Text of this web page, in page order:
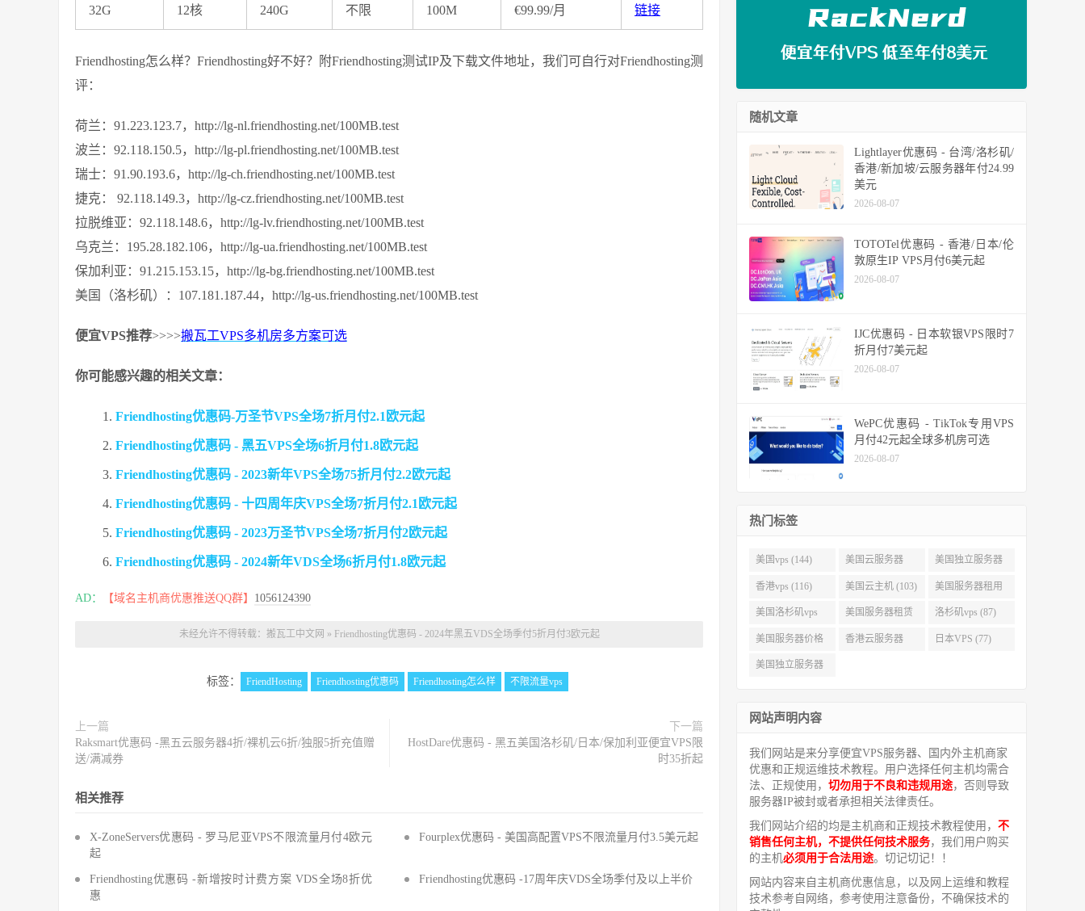
32G 12核 240G 不限 100M €99.99/月 链接
Friendhosting怎么样？Friendhosting好不好？附Friendhosting测试IP及下载文件地址，我们可自行对Friendhosting测
评：
荷兰：91.223.123.7，http://lg-nl.friendhosting.net/100MB.test
波兰：92.118.150.5，http://lg-pl.friendhosting.net/100MB.test
瑞士：91.90.193.6，http://lg-ch.friendhosting.net/100MB.test
捷克： 92.118.149.3，http://lg-cz.friendhosting.net/100MB.test
拉脱维亚：92.118.148.6，http://lg-lv.friendhosting.net/100MB.test
乌克兰：195.28.182.106，http://lg-ua.friendhosting.net/100MB.test
保加利亚：91.215.153.15，http://lg-bg.friendhosting.net/100MB.test
美国（洛杉矶）：107.181.187.44，http://lg-us.friendhosting.net/100MB.test
便宜VPS推荐>>>>搬瓦工VPS多机房多方案可选
你可能感兴趣的相关文章：
Friendhosting优惠码-万圣节VPS全场7折月付2.1欧元起
Friendhosting优惠码 - 黑五VPS全场6折月付1.8欧元起
Friendhosting优惠码 - 2023新年VPS全场75折月付2.2欧元起
Friendhosting优惠码 - 十四周年庆VPS全场7折月付2.1欧元起
Friendhosting优惠码 - 2023万圣节VPS全场7折月付2欧元起
Friendhosting优惠码 - 2024新年VDS全场6折月付1.8欧元起
AD： 【域名主机商优惠推送QQ群】 1056124390
未经允许不得转载： 搬瓦工中文网 » Friendhosting优惠码 - 2024年黑五VDS全场季付5折月付3欧元起
标签： FriendHosting Friendhosting优惠码 Friendhosting怎么样 不限流量vps
上一篇
Raksmart优惠码 -黑五云服务器4折/裸机云6折/独服5折充值赠
送/满减券
下一篇
HostDare优惠码 - 黑五美国洛杉矶/日本/保加利亚便宜VPS限
时35折起
相关推荐
X-ZoneServers优惠码 - 罗马尼亚VPS不限流量月付4欧元
起
Fourplex优惠码 - 美国高配置VPS不限流量月付3.5美元起
Friendhosting优惠码 -新增按时计费方案 VDS全场8折优
惠
Friendhosting优惠码 -17周年庆VDS全场季付及以上半价
随机文章
Lightlayer优惠码 - 台湾/洛杉矶/
香港/新加坡/云服务器年付24.99
美元
2026-08-07
TOTOTel优惠码 - 香港/日本/伦
敦原生IP VPS月付6美元起
2026-08-07
IJC优惠码 - 日本软银VPS限时7
折月付7美元起
2026-08-07
WePC优惠码 - TikTok专用VPS
月付42元起全球多机房可选
2026-08-07
热门标签
美国vps (144) 美国云服务器
(143)
美国独立服务器
(118)
香港vps (116) 美国云主机 (103) 美国服务器租用
(99)
美国洛杉矶vps
(94)
美国服务器租赁
(91)
洛杉矶vps (87)
美国服务器价格
(82)
香港云服务器 日本VPS (77)
美国独立服务器
网站声明内容
我们网站是来分享便宜VPS服务器、国内外主机商家
优惠和正规运维技术教程。用户选择任何主机均需合
法、正规使用， 切勿用于不良和违规用途，否则导致
服务器IP被封或者承担相关法律责任。
我们网站介绍的均是主机商和正规技术教程使用， 不
销售任何主机，不提供任何技术服务，我们用户购买
的主机必须用于合法用途。切记切记！！
网站内容来自主机商优惠信息，以及网上运维和教程
技术参考自网络，参考使用注意备份，不确保技术的